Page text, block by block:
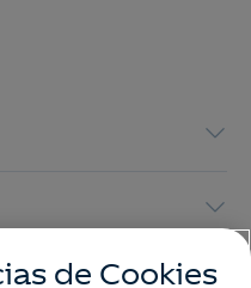
de Cookies